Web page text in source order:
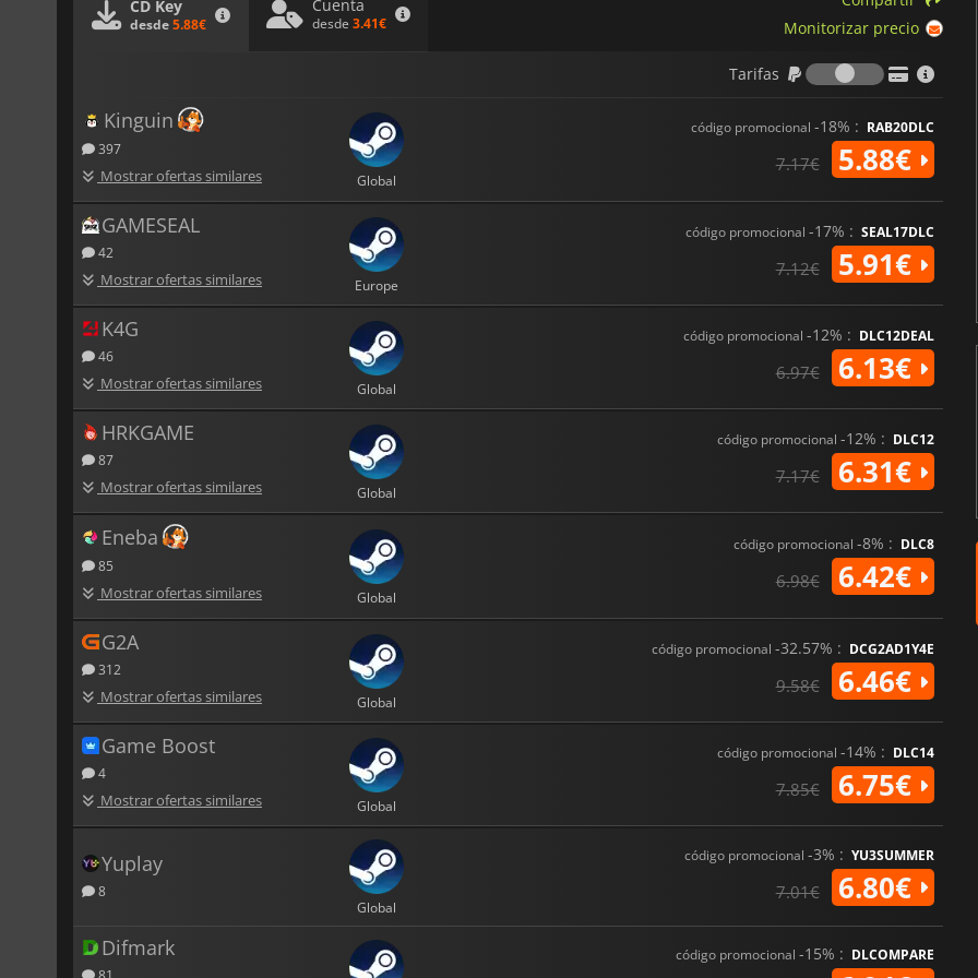
CD Key
desde5.88€
Cuenta
desde 3.41€
Monitorizar precio
Tarifas
Tarifas
Kinguin
397
Mostrar ofertas similares Global
código promocional -18% : RAB20DLC
7.17€ 5.88€
GAMESEAL
42
Mostrar ofertas similares Europe
código promocional -17% : SEAL17DLC
7.12€ 5.91€
K4G
46
Mostrar ofertas similares Global
código promocional -12% : DLC12DEAL
6.97€ 6.13€
HRKGAME
87
Mostrar ofertas similares Global
código promocional -12% : DLC12
7.17€ 6.31€
Eneba
85
Mostrar ofertas similares Global
código promocional -8% : DLC8
6.98€ 6.42€
G2A
312
Mostrar ofertas similares Global
código promocional -32.57% : DCG2AD1Y4E
9.58€ 6.46€
Game Boost
4
Mostrar ofertas similares Global
código promocional -14% : DLC14
7.85€ 6.75€
Yuplay
8
Global
código promocional -3% : YU3SUMMER
7.01€ 6.80€
Difmark código promocional -15% : DLCOMPARE